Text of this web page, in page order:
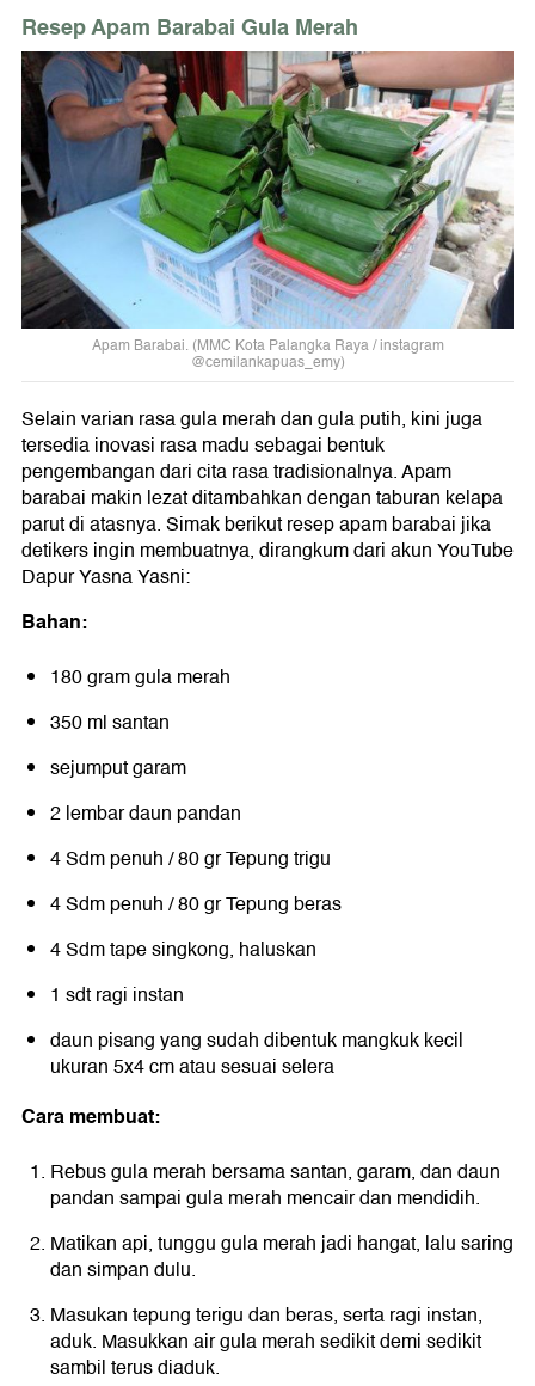
Resep Apam Barabai Gula Merah
Apam Barabai. (MMC Kota Palangka Raya / instagram
@cemilankapuas_emy)
Selain varian rasa gula merah dan gula putih, kini juga
tersedia inovasi rasa madu sebagai bentuk
pengembangan dari cita rasa tradisionalnya. Apam
barabai makin lezat ditambahkan dengan taburan kelapa
parut di atasnya. Simak berikut resep apam barabai jika
detikers ingin membuatnya, dirangkum dari akun YouTube
Dapur Yasna Yasni:
Bahan:
180 gram gula merah
350 ml santan
sejumput garam
2 lembar daun pandan
4 Sdm penuh / 80 gr Tepung trigu
4 Sdm penuh / 80 gr Tepung beras
4 Sdm tape singkong, haluskan
1 sdt ragi instan
daun pisang yang sudah dibentuk mangkuk kecil
ukuran 5x4 cm atau sesuai selera
Cara membuat:
Rebus gula merah bersama santan, garam, dan daun
pandan sampai gula merah mencair dan mendidih.
Matikan api, tunggu gula merah jadi hangat, lalu saring
dan simpan dulu.
Masukan tepung terigu dan beras, serta ragi instan,
aduk. Masukkan air gula merah sedikit demi sedikit
sambil terus diaduk.